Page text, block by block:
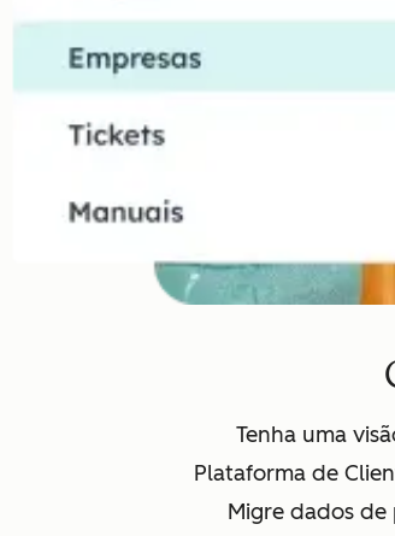
Tenha uma
Plataforma de
Migre dados de